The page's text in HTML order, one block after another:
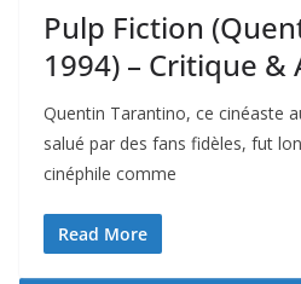
Pulp Fiction
1994) – Critique &
Quentin Tarantino, ce cinéaste
salué par des fans fidèles, fut
cinéphile comme
Read More